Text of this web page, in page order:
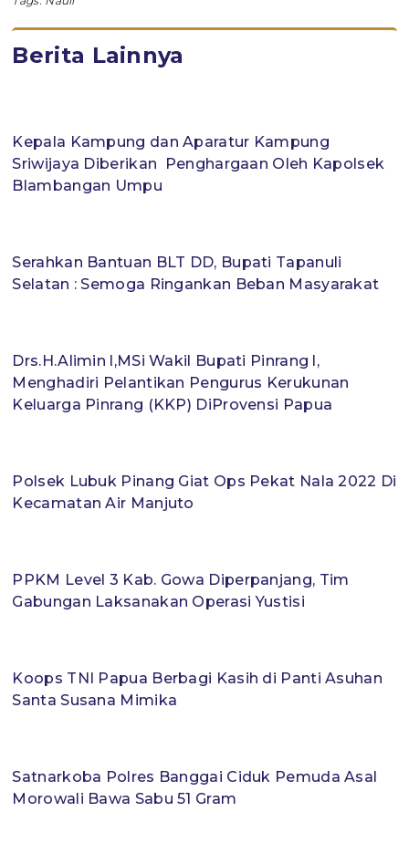
Berita Lainnya
Kepala Kampung dan Aparatur Kampung
Sriwijaya Diberikan Penghargaan Oleh Kapolsek
Blambangan Umpu
Serahkan Bantuan BLT DD, Bupati Tapanuli
Selatan : Semoga Ringankan Beban Masyarakat
Drs.H.Alimin l,MSi Wakil Bupati Pinrang l,
Menghadiri Pelantikan Pengurus Kerukunan
Keluarga Pinrang (KKP) DiProvensi Papua
Polsek Lubuk Pinang Giat Ops Pekat Nala 2022 Di
Kecamatan Air Manjuto
PPKM Level 3 Kab. Gowa Diperpanjang, Tim
Gabungan Laksanakan Operasi Yustisi
Koops TNI Papua Berbagi Kasih di Panti Asuhan
Santa Susana Mimika
Satnarkoba Polres Banggai Ciduk Pemuda Asal
Morowali Bawa Sabu 51 Gram